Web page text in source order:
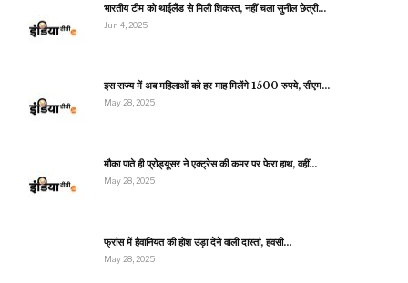
भारतीय टीम को थाईलैंड से मिली शिकस्त, नहीं चला सुनील छेत्री…
Jun 4, 2025
इस राज्य में अब महिलाओं को हर माह मिलेंगे 1500 रुपये, सीएम…
May 28, 2025
मौका पाते ही प्रोड्यूसर ने एक्ट्रेस की कमर पर फेरा हाथ, वहीं…
May 28, 2025
फ्रांस में हैवानियत की होश उड़ा देने वाली दास्तां, हवसी…
May 28, 2025